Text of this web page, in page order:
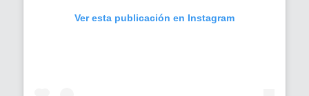
Ver esta publicación en Instagram